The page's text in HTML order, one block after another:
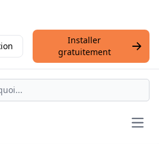
Installer
gratuitement